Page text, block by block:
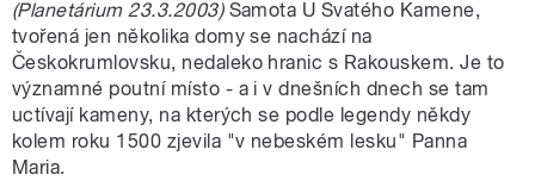
(Planetárium 23.3.2003)Samota U Svatého Kamene,
tvořená jen několika domy se nachází na
Českokrumlovsku, nedaleko hranic s Rakouskem. Je to
významné poutní místo - a i v dnešních dnech se tam
uctívají kameny, na kterých se podle legendy někdy
kolem roku 1500 zjevila "v nebeském lesku" Panna
Maria.